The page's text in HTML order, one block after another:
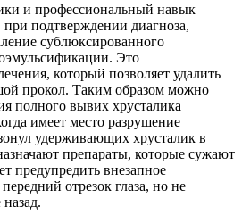
и профессиональный навык
подтверждении диагноза,
сублюксированного
Это
который позволяет удалить
прокол. Таким образом можно
полного вывих хрусталика
имеет место разрушение
удерживающих хрусталик в
препараты, которые сужают
предупредить внезапное
отрезок глаза, но не